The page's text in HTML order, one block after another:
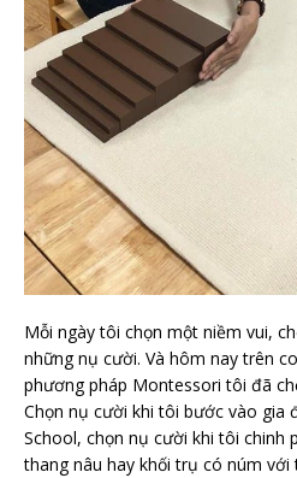
Mỗi ngày tôi chọn một niềm vui,
những nụ cười. Và hôm nay trên
phương pháp Montessori tôi đã
Chọn nụ cười khi tôi bước vào gia
School, chọn nụ cười khi tôi chinh
thang nâu hay khối trụ có núm